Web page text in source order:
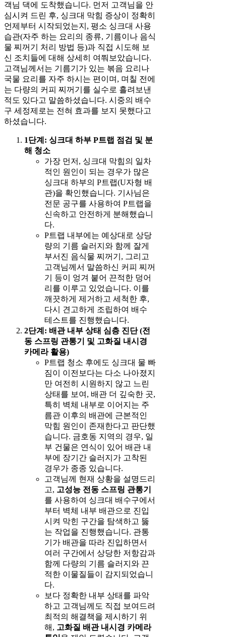
객님 댁에 도착했습니다. 먼저 고객님을 안
심시켜 드린 후, 싱크대 막힘 증상이 정확히
언제부터 시작되었는지, 평소 싱크대 사용
습관(자주 하는 요리의 종류, 기름이나 음식
물 찌꺼기 처리 방법 등)과 직접 시도해 보
신 조치들에 대해 상세히 여쭤보았습니다.
고객님께서는 기름기가 있는 볶음 요리나
국물 요리를 자주 하시는 편이며, 며칠 전에
는 다량의 커피 찌꺼기를 실수로 흘려보낸
적도 있다고 말씀하셨습니다. 시중의 배수
구 세정제로는 전혀 효과를 보지 못했다고
하셨습니다.
1단계: 싱크대 하부 P트랩 점검 및 분
해 청소
가장 먼저, 싱크대 막힘의 일차
적인 원인이 되는 경우가 많은
싱크대 하부의 P트랩(U자형 배
관)을 확인했습니다. 기사님은
전문 공구를 사용하여 P트랩을
신속하고 안전하게 분해했습니
다.
P트랩 내부에는 예상대로 상당
량의 기름 슬러지와 함께 잘게
부서진 음식물 찌꺼기, 그리고
고객님께서 말씀하신 커피 찌꺼
기 등이 엉겨 붙어 끈적한 덩어
리를 이루고 있었습니다. 이를
깨끗하게 제거하고 세척한 후,
다시 견고하게 조립하여 배수
테스트를 진행했습니다.
2단계: 배관 내부 상태 심층 진단 (전
동 스프링 관통기 및 고화질 내시경
카메라 활용)
P트랩 청소 후에도 싱크대 물 빠
짐이 이전보다는 다소 나아졌지
만 여전히 시원하지 않고 느린
상태를 보여, 배관 더 깊숙한 곳,
특히 벽체 내부로 이어지는 주
름관 이후의 배관에 근본적인
막힘 원인이 존재한다고 판단했
습니다. 금호동 지역의 경우, 일
부 건물은 연식이 있어 배관 내
부에 장기간 슬러지가 고착된
경우가 종종 있습니다.
고객님께 현재 상황을 설명드리
고, 고성능 전동 스프링 관통기
를 사용하여 싱크대 배수구에서
부터 벽체 내부 배관으로 진입
시켜 막힌 구간을 탐색하고 뚫
는 작업을 진행했습니다. 관통
기가 배관을 따라 진입하면서
여러 구간에서 상당한 저항감과
함께 다량의 기름 슬러지와 끈
적한 이물질들이 감지되었습니
다.
보다 정확한 내부 상태를 파악
하고 고객님께도 직접 보여드려
최적의 해결책을 제시하기 위
해, 고화질 배관 내시경 카메라